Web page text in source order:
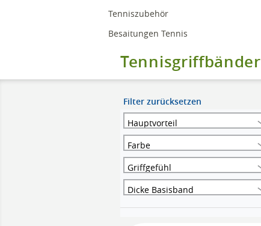
Tenniszubehör
Besaitungen Tennis
Tennisgriffbänder
Filter zurücksetzen
Hauptvorteil
Farbe
Griffgefühl
Dicke Basisband